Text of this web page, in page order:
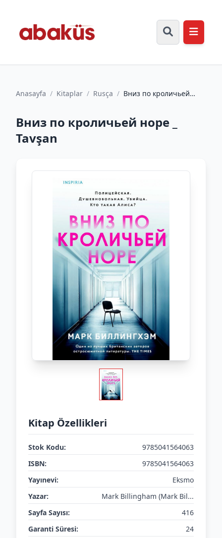
Anasayfa / Kitaplar / Rusça / Вниз по кроличьей
Вниз по кроличьей норе _
Tavşan
Kitap Özellikleri
Stok Kodu:
9785041564063
ISBN:
9785041564063
Yayınevi:
Eksmo
Yazar:
Mark Billingham (Mark Bil...
Sayfa Sayısı:
416
Garanti Süresi:
24